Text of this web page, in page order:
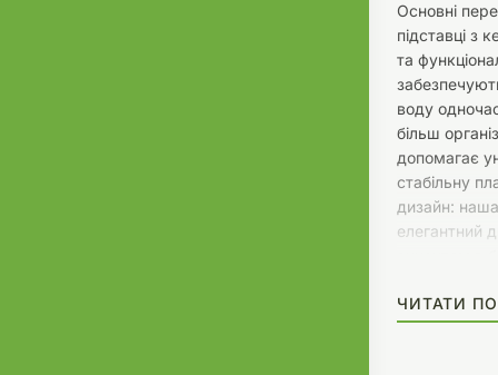
Основні
підставці з
та
воду
більш
допомагає
стабільну
дизайн:
елегантний
середовищі,
ЧИТАТИ